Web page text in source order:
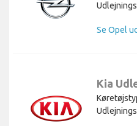
Se Opel
Kia